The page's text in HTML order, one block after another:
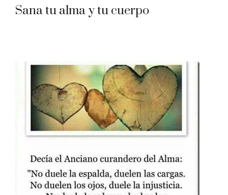
Sana tu alma y tu cuerpo